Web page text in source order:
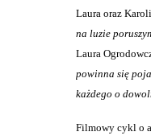
Laura oraz
na luzie
Laura
powinna się
każdego o
Filmowy cykl o